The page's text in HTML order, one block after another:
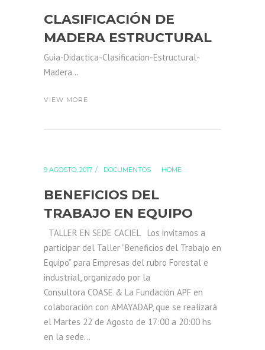
CLASIFICACIÓN DE
MADERA ESTRUCTURAL
Guia-Didactica-Clasificacion-Estructural-
Madera...
VIEW MORE
9 AGOSTO, 2017 DOCUMENTOS HOME
BENEFICIOS DEL
TRABAJO EN EQUIPO
TALLER EN SEDE CACIEL Los invitamos a
participar del Taller “Beneficios del Trabajo en
Equipo” para Empresas del rubro Forestal e
industrial, organizado por la
Consultora COASE & La Fundación APF en
colaboración con AMAYADAP, que se realizará
el Martes 22 de Agosto de 17:00 a 20:00 hs
en la sede...